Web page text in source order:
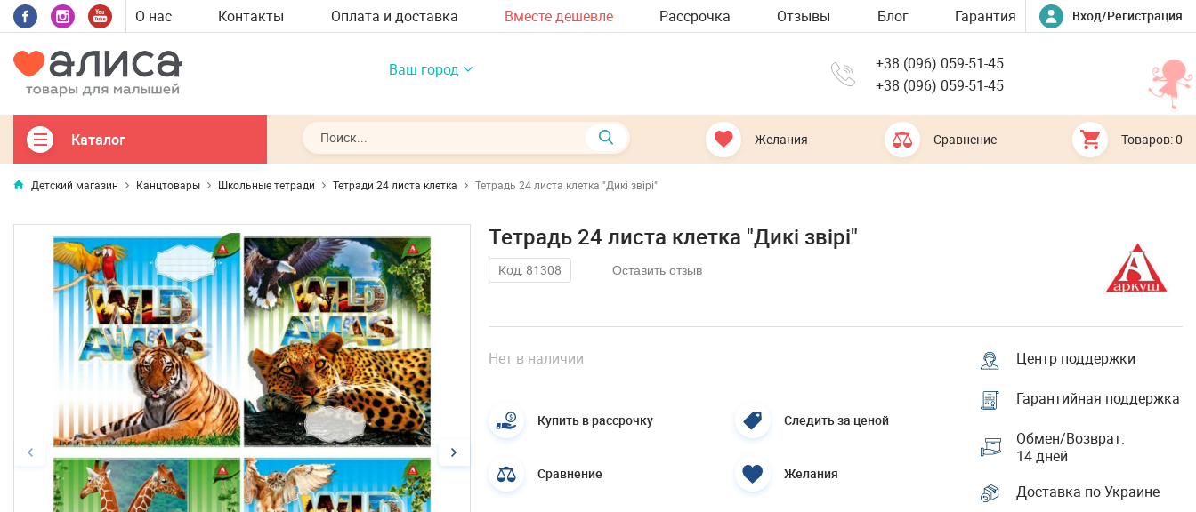
О нас Контакты Оплата и доставка Вместе дешевле Рассрочка Отзывы Блог Гарантия Вход/Регистрация
Ваш город
+38 (096) 059-51-45
+38 (096) 059-51-45
Каталог Желания Сравнение Товаров: 0
Детский магазин Канцтовары Школьные тетради Тетради 24 листа клетка Тетрадь 24 листа клетка "Дикі звірі"
Тетрадь 24 листа клетка "Дикі звірі"
Код: 81308 Оставить отзыв
Нет в наличии
Купить в рассрочку Следить за ценой
Сравнение Желания
Центр поддержки
Гарантийная поддержка
Обмен/Возврат:
14 дней
Доставка по Украине